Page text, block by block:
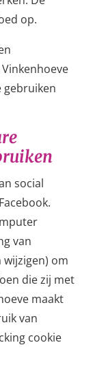
op.
gebruiken
social
van
wijzigen) om
die zij met
maakt
van
cookie